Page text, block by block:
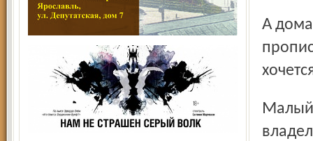
А дома-то горят и горят. И которые не горят, то туда
Малый бизнес, говорите? Вот нам показали женщину,